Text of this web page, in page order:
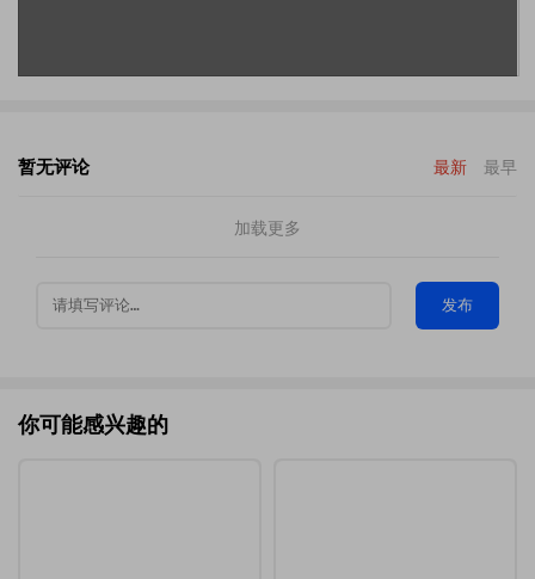
暂无评论 最新 最早
加载更多
发布
你可能感兴趣的